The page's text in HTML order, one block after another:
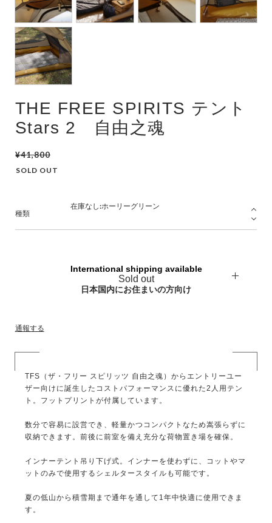
THE FREE SPIRITS テント
Stars 2 自由之魂
¥41,800
SOLD OUT
種類
International shipping available
Sold out
日本国内にお住まいの方向け
通報する
TFS（ザ・フリー スピリッツ 自由之魂）からエントリーユー
ザー向けに誕生したコストパフォーマンスに優れた2人用テン
ト。フットプリントが付属しています。
数分で容易に設営でき、軽量かつコンパクトなため嵩張らずに
収納できます。前後に前室を備え充分な荷物置き場を確保。
インナーテント吊り下げ式。インナーを使わずに、コットやマ
ットのみで使用するシェルタースタイルも可能です。
夏の低山から積雪期まで通年を通して1年中快適に使用できま
す。